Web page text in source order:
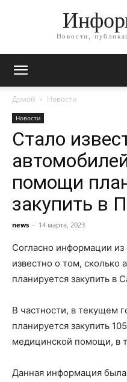
Новости,
Домой Новости
Новости
Стало
помощи
закупить в
news - 14 марта, 2023
Согласно информации из
известно о том,
планируется закупить в
В частности, в текущем
планируется закупить
медицинской помощи, в
Данная информация